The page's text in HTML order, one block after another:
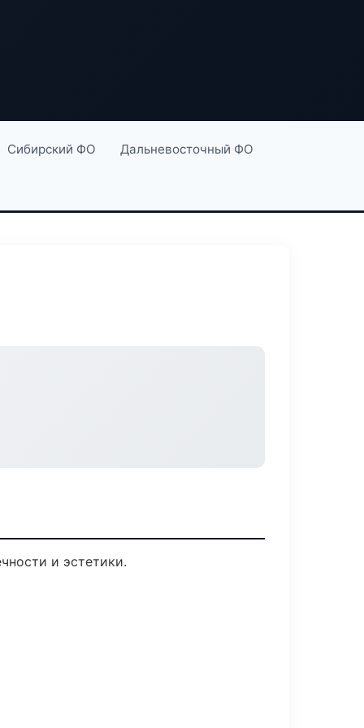
Сибирский ФО Дальневосточный ФО
и эстетики.